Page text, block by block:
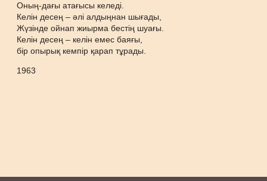
Оның-дағы атағысы келеді.
Келін десең – әлі алдыңнан шығады,
Жүзінде ойнап жиырма бестің шуағы.
Келін десең – келін емес баяғы,
бір опырық кемпір қарап тұрады.
1963